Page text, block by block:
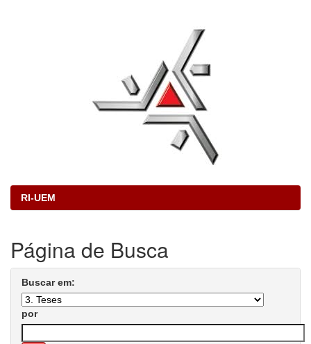
RI-UEM
Página de Busca
Buscar em:
por